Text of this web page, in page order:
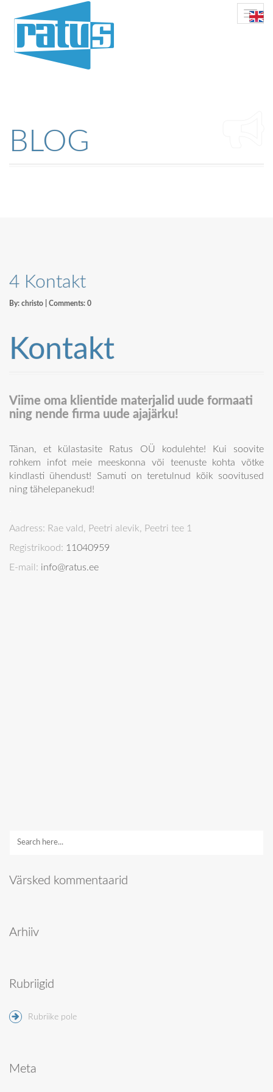
Toggle
BLOG
4 Kontakt
By: christo | Comments: 0
Kontakt
Viime oma klientide materjalid uude formaati
ning nende firma uude ajajärku!
Tänan, et külastasite Ratus OÜ kodulehte! Kui soovite
rohkem infot meie meeskonna või teenuste kohta võtke
kindlasti ühendust! Samuti on teretulnud kõik soovitused
ning tähelepanekud!
Aadress: Rae vald, Peetri alevik, Peetri tee 1
Registrikood: 11040959
E-mail: info@ratus.ee
Värsked kommentaarid
Arhiiv
Rubriigid
Rubriike pole
Meta